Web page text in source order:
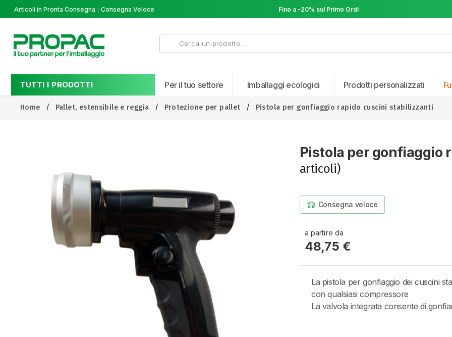
Articoli in Pronta Consegna Consegna Veloce Fino a -20% sul Primo Ordine
TUTTI I PRODOTTI Per il tuo settore Imballaggi ecologici Prodotti personalizzati
Home Pallet, estensibile e reggia Protezione per pallet Pistola per gonfiaggio rapido cuscini stabilizzanti
Pistola per gonfiaggio
articoli)
Consegna veloce
a partire da
48,75 €
La pistola per gonfiaggio dei cuscini
con qualsiasi compressore
La valvola integrata consente di